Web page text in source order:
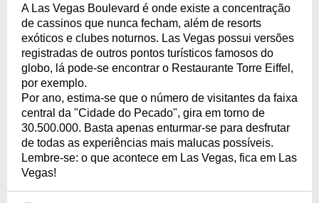
A Las Vegas Boulevard é onde existe a concentração
de cassinos que nunca fecham, além de resorts
exóticos e clubes noturnos. Las Vegas possui versões
registradas de outros pontos turísticos famosos do
globo, lá pode-se encontrar o Restaurante Torre Eiffel,
por exemplo.
Por ano, estima-se que o número de visitantes da faixa
central da "Cidade do Pecado", gira em torno de
30.500.000. Basta apenas enturmar-se para desfrutar
de todas as experiências mais malucas possíveis.
Lembre-se: o que acontece em Las Vegas, fica em Las
Vegas!